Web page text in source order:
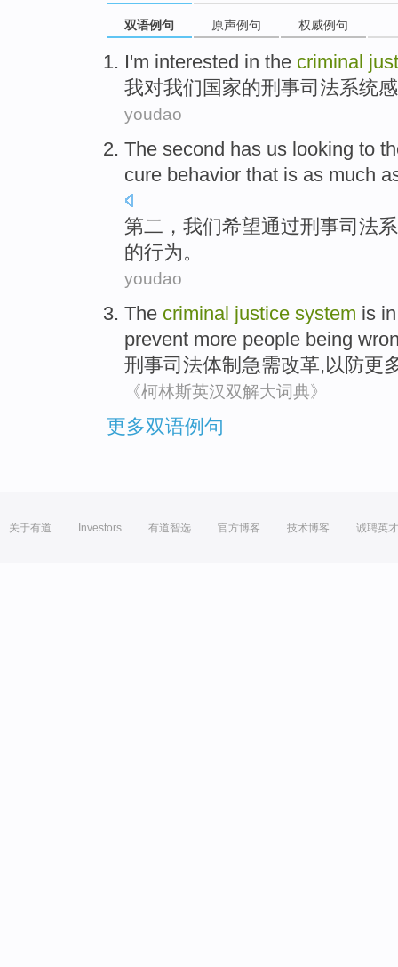
双语例句 原声例句 权威例句
I'm interested in the criminal
我对我们 国家的刑事司法系统感
youdao
The second has us looking to
cure behavior that is as much
第二 ， 我们希望通过刑事司法
的行为。
youdao
The criminal justice system is
prevent more people being
刑事司法体制 急需改革,以防更
《柯林斯英汉双解大词典》
更多双语例句
关于有道 Investors 有道智选 官方博客 技术博客 诚聘英才